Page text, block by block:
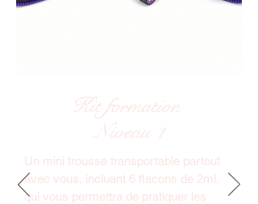
Kit formation
Niveau 1
Un mini trousse transportable partout
avec vous, incluant 6 flacons de 2ml,
qui vous permettra de pratiquer les